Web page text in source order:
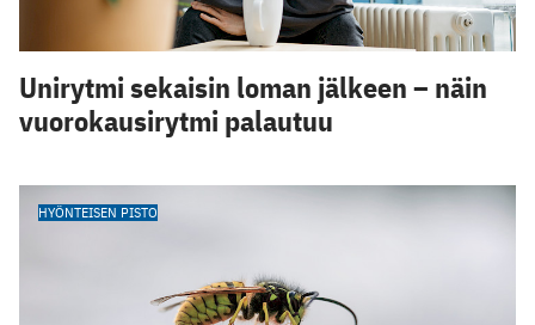
Unirytmi sekaisin loman jälkeen – näin
vuorokausirytmi palautuu
HYÖNTEISEN PISTO